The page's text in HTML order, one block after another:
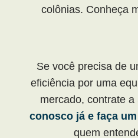
colônias. Conheça
Se você precisa de
eficiência por uma
mercado, contrate a
conosco já e faça
quem